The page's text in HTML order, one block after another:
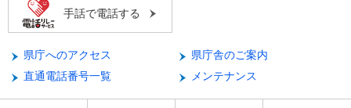
手話で電話する
県庁へのアクセス
県庁舎のご案内
直通電話番号一覧
メンテナンス